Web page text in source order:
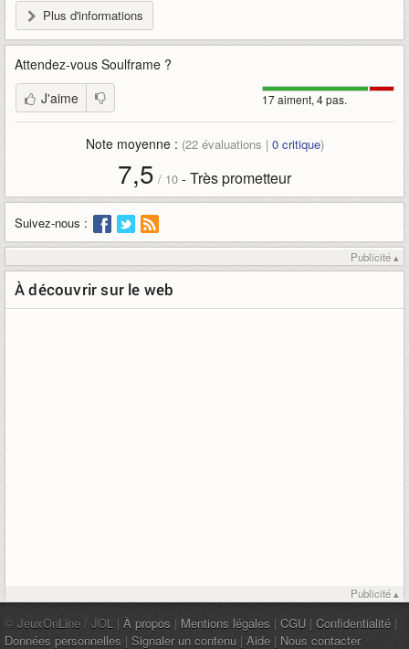
Plus d'informations
Attendez-vous Soulframe ?
17 aiment, 4 pas.
J'aime
Note moyenne : (22évaluations | 0critique)
7,5 / 10 - Très prometteur
Suivez-nous :
Publicité ▴
À découvrir sur le web
Publicité ▴
© JeuxOnLine / JOL | À propos | Mentions légales | CGU | Confidentialité |
Données personnelles | Signaler un contenu | Aide | Nous contacter